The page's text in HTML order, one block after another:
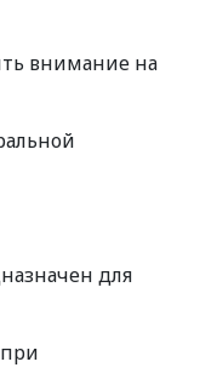
внимание на
для